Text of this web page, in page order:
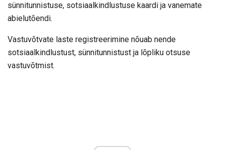
sünnitunnistuse, sotsiaalkindlustuse kaardi ja vanemate
abielutõendi.
Vastuvõtvate laste registreerimine nõuab nende
sotsiaalkindlustust, sünnitunnistust ja lõpliku otsuse
vastuvõtmist.